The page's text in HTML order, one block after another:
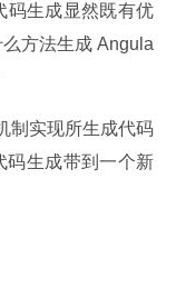
码生成显然既有优
方法生成 Angula
制实现所生成代码
码生成带到一个新